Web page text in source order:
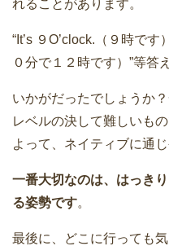
れることがあります。
“It’s ９O’clock.（９時です
０分で１２時です）”等答
いかがだったでしょうか
レベルの決して難しいも
よって、ネイティブに通
一番大切なのは、はっき
る姿勢です。
最後に、どこに行っても